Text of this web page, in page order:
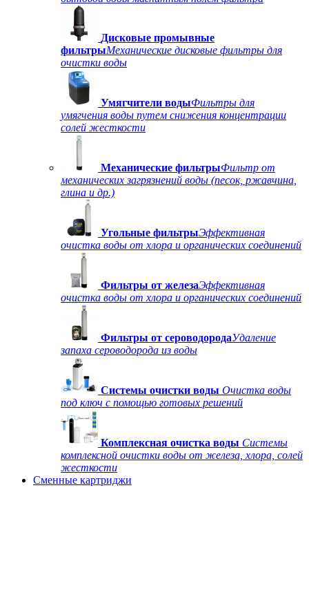
Дисковые промывные
фильтрыМеханические дисковые фильтры для
очистки воды
Умягчители водыФильтры для
умягчения воды путем снижения концентрации
солей жесткости
Механические фильтрыФильтр от
механических загрязнений воды (песок, ржавчина,
глина и др.)
Угольные фильтрыЭффективная
очистка воды от хлора и органических соединений
Фильтры от железаЭффективная
очистка воды от хлора и органических соединений
Фильтры от сероводородаУдаление
запаха сероводорода из воды
Системы очистки воды Очистка воды
под ключ с помощью готовых решений
Комплексная очистка воды Системы
комплексной очистки воды от железа, хлора, солей
жесткости
Сменные картриджи